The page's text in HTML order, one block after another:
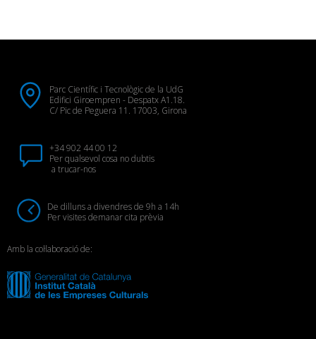
Parc Científic i Tecnològic de la UdG
Edifici Giroempren - Despatx A1.18.
C/ Pic de Peguera 11. 17003, Girona
+34 902 44 00 12
Per qualsevol cosa no dubtis
a trucar-nos
De dilluns a divendres de 9h a 14h
Per visites demanar cita prèvia
Amb la col·laboració de: